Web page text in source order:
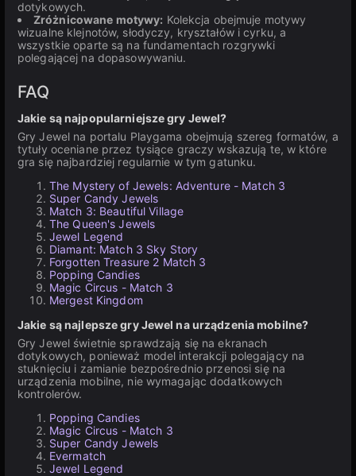
dotykowych.
Zróżnicowane motywy: Kolekcja obejmuje motywy
wizualne klejnotów, słodyczy, kryształów i cyrku, a
wszystkie oparte są na fundamentach rozgrywki
polegającej na dopasowywaniu.
FAQ
Jakie są najpopularniejsze gry Jewel?
Gry Jewel na portalu Playgama obejmują szereg formatów, a
tytuły oceniane przez tysiące graczy wskazują te, w które
gra się najbardziej regularnie w tym gatunku.
The Mystery of Jewels: Adventure - Match 3
Super Candy Jewels
Match 3: Beautiful Village
The Queen's Jewels
Jewel Legend
Diamant: Match 3 Sky Story
Forgotten Treasure 2 Match 3
Popping Candies
Magic Circus - Match 3
Mergest Kingdom
Jakie są najlepsze gry Jewel na urządzenia mobilne?
Gry Jewel świetnie sprawdzają się na ekranach
dotykowych, ponieważ model interakcji polegający na
stuknięciu i zamianie bezpośrednio przenosi się na
urządzenia mobilne, nie wymagając dodatkowych
kontrolerów.
Popping Candies
Magic Circus - Match 3
Super Candy Jewels
Evermatch
Jewel Legend